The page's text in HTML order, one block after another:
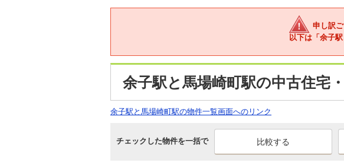
申し訳
以下は「余子
余子駅と馬場崎町駅の中古住宅
余子駅と馬場崎町駅の物件一覧画面へのリンク
チェックした物件を一括で